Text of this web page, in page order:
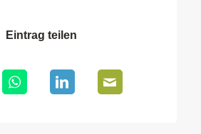
Eintrag teilen